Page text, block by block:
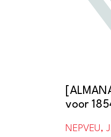
voor
NEPVEU,